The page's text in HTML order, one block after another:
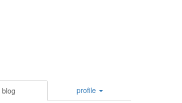
blog profile